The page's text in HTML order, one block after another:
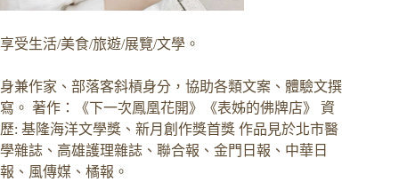
享受生活/美食/旅遊/展覽/文學。
身兼作家、部落客斜槓身分，協助各類文案、體驗文撰
寫。 著作：《下一次鳳凰花開》《表姊的佛牌店》 資
歷: 基隆海洋文學獎、新月創作獎首獎 作品見於北市醫
學雜誌、高雄護理雜誌、聯合報、金門日報、中華日
報、風傳媒、橘報。